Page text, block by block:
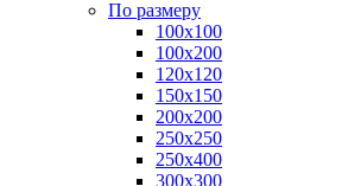
По размеру
100х100
100х200
120х120
150х150
200х200
250х250
250х400
300х300